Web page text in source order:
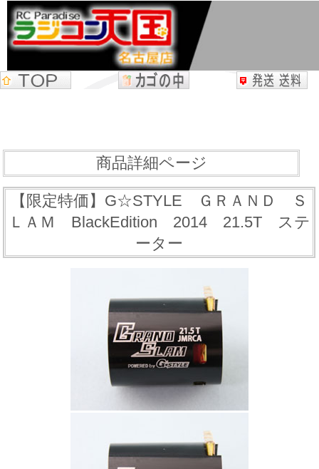
商品詳細ページ
【限定特価】G☆STYLE ＧＲＡＮＤ Ｓ
ＬＡＭ BlackEdition 2014 21.5T ステ
ーター